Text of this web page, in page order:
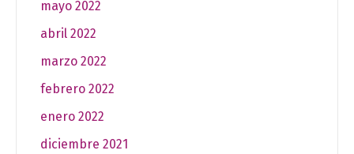
mayo 2022
abril 2022
marzo 2022
febrero 2022
enero 2022
diciembre 2021